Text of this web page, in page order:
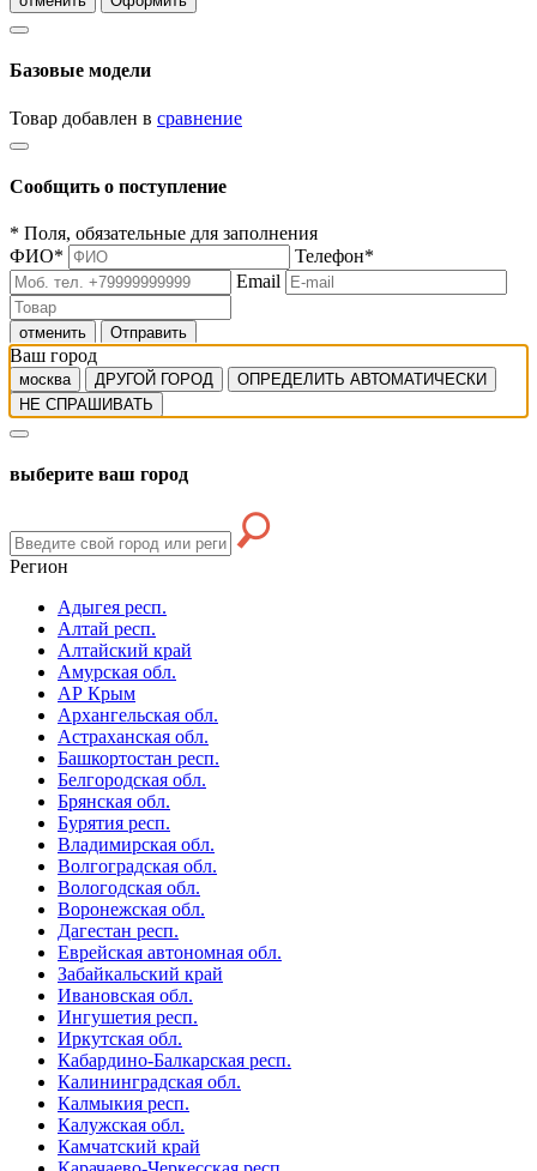
Базовые модели
Товар добавлен в сравнение
Сообщить о поступление
* Поля, обязательные для заполнения
ФИО* Телефон*
Email
отменить Отправить
Ваш город
москва ДРУГОЙ ГОРОД
ОПРЕДЕЛИТЬ АВТОМАТИЧЕСКИ
НЕ СПРАШИВАТЬ
выберите ваш город
Регион
Адыгея респ.
Алтай респ.
Алтайский край
Амурская обл.
АР Крым
Архангельская обл.
Астраханская обл.
Башкортостан респ.
Белгородская обл.
Брянская обл.
Бурятия респ.
Владимирская обл.
Волгоградская обл.
Вологодская обл.
Воронежская обл.
Дагестан респ.
Еврейская автономная обл.
Забайкальский край
Ивановская обл.
Ингушетия респ.
Иркутская обл.
Кабардино-Балкарская респ.
Калининградская обл.
Калмыкия респ.
Калужская обл.
Камчатский край